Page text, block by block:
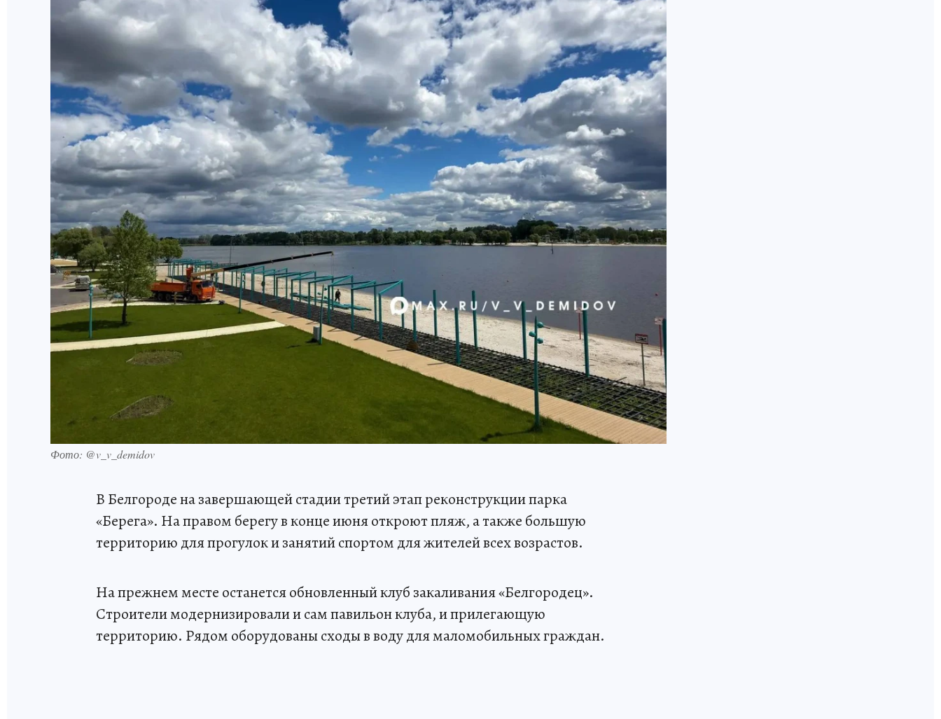
Фото: @v_v_demidov
В Белгороде на завершающей стадии третий этап реконструкции парка
«Берега». На правом берегу в конце июня откроют пляж, а также большую
территорию для прогулок и занятий спортом для жителей всех возрастов.
На прежнем месте останется обновленный клуб закаливания «Белгородец».
Строители модернизировали и сам павильон клуба, и прилегающую
территорию. Рядом оборудованы сходы в воду для маломобильных граждан.